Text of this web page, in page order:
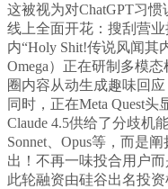
这被视为对ChatGPT习
线上全面开花：搜刮营
内“Holy Shit!传说风闻其
Omega）正在研制多模
圈内容从动生成趣味回
同时，正在Meta Quest
Claude 4.5供给了分歧机
Sonnet、Opus等，而是
出！不再一味投合用户而
此轮融资由硅谷出名投